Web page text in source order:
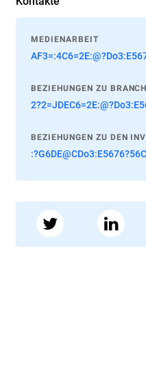
MEDIENARBEIT
BEZIEHUNGEN ZU
BEZIEHUNGEN ZU DEN